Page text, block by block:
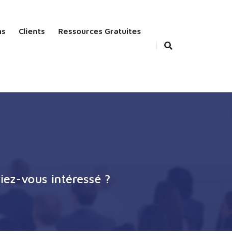
Clients Ressources Gratuites
vous intéressé ?